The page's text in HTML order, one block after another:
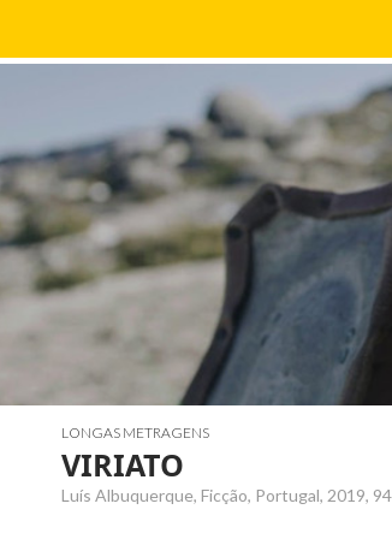
LONGAS METRAGENS
VIRIATO
Luís Albuquerque, Ficção, Portugal, 2019,